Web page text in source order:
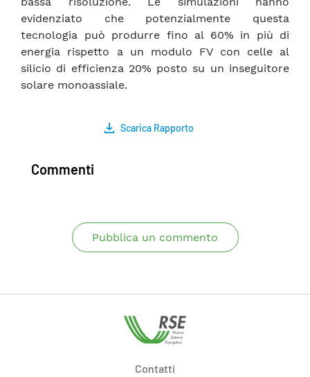
evidenziato che potenzialmente questa
tecnologia può produrre fino al 60% in più di
energia rispetto a un modulo FV con celle al
silicio di efficienza 20% posto su un inseguitore
solare monoassiale.
Scarica Rapporto
Commenti
Pubblica un commento
Contatti